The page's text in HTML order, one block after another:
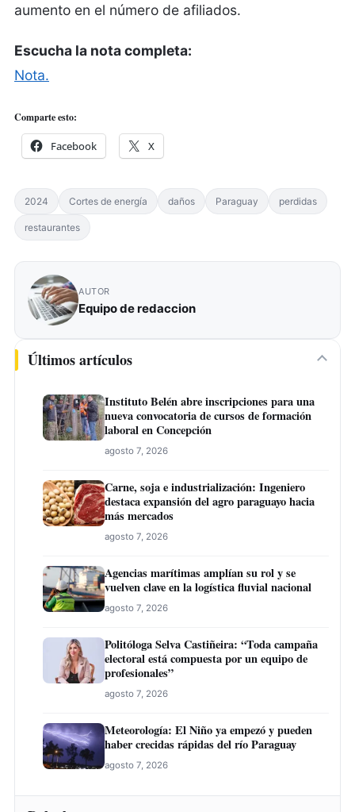
aumento en el número de afiliados.
Escucha la nota completa:
Nota.
Comparte esto:
Facebook X
2024 Cortes de energía daños Paraguay perdidas
restaurantes
AUTOR
Equipo de redaccion
Últimos artículos
Instituto Belén abre inscripciones para una
nueva convocatoria de cursos de formación
laboral en Concepción
agosto 7, 2026
Carne, soja e industrialización: Ingeniero
destaca expansión del agro paraguayo hacia
más mercados
agosto 7, 2026
Agencias marítimas amplían su rol y se
vuelven clave en la logística fluvial nacional
agosto 7, 2026
Politóloga Selva Castiñeira: “Toda campaña
electoral está compuesta por un equipo de
profesionales”
agosto 7, 2026
Meteorología: El Niño ya empezó y pueden
haber crecidas rápidas del río Paraguay
agosto 7, 2026